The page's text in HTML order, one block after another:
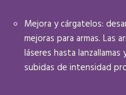
Mejora y cárgatelos:
mejoras para armas. Las
láseres hasta
subidas de intensidad